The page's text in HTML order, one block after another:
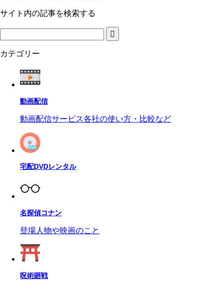
サイト内の記事を検索する
カテゴリー
動画配信
動画配信サービス各社の使い方・比較など
宅配DVDレンタル
名探偵コナン
登場人物や映画のこと
呪術廻戦